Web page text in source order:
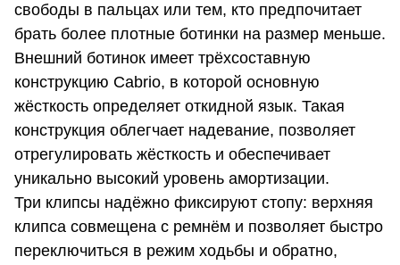
свободы в пальцах или тем, кто предпочитает
брать более плотные ботинки на размер меньше.
Внешний ботинок имеет трёхсоставную
конструкцию Cabrio, в которой основную
жёсткость определяет откидной язык. Такая
конструкция облегчает надевание, позволяет
отрегулировать жёсткость и обеспечивает
уникально высокий уровень амортизации.
Три клипсы надёжно фиксируют стопу: верхняя
клипса совмещена с ремнём и позволяет быстро
переключиться в режим ходьбы и обратно,